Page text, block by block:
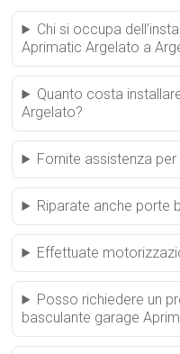
Chi si occupa
Aprimatic Argelato a
Quanto costa
Argelato?
Fornite assistenza
Riparate anche porte
Effettuate
Posso richiedere un
basculante garage